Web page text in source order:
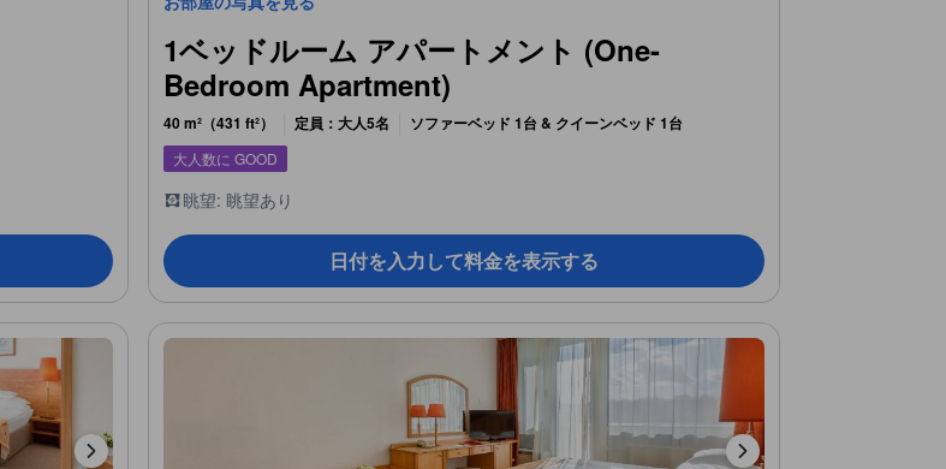
1ベッドルーム アパートメント (One-
Bedroom Apartment)
40 m²（431 ft²） 定員：大人5名 ソファーベッド 1台 & クイーンベッド 1台
大人数に GOOD
眺望: 眺望あり
日付を入力して料金を表示する